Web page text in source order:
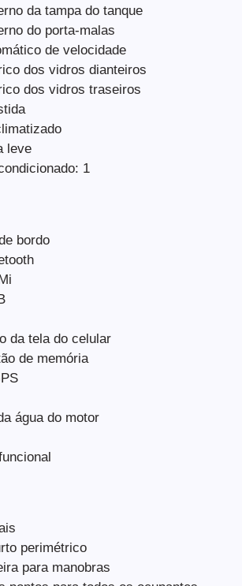
da tampa do tanque
do porta-malas
de velocidade
dos vidros dianteiros
dos vidros traseiros
leve
1
bordo
da tela do celular
de memória
água do motor
perimétrico
para manobras